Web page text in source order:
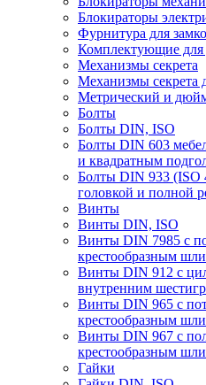
Блокираторы
Фурнитура для
Комплектующие для
Механизмы секрета
Механизмы секрета
Метрический и
Болты
Болты DIN, ISO
Болты DIN 603
и квадратным
Болты DIN 933 (ISO
головкой и полной
Винты
Винты DIN, ISO
Винты DIN 7985 с
крестообразным
Винты DIN 912 с
внутренним
Винты DIN 965 с
крестообразным
Винты DIN 967 с
крестообразным
Гайки